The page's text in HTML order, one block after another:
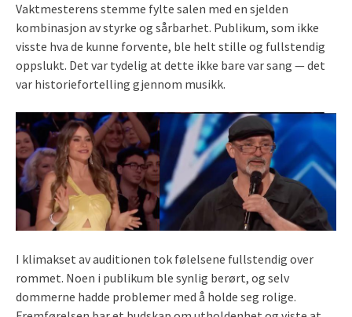
Vaktmesterens stemme fylte salen med en sjelden
kombinasjon av styrke og sårbarhet. Publikum, som ikke
visste hva de kunne forvente, ble helt stille og fullstendig
oppslukt. Det var tydelig at dette ikke bare var sang — det
var historiefortelling gjennom musikk.
I klimakset av auditionen tok følelsene fullstendig over
rommet. Noen i publikum ble synlig berørt, og selv
dommerne hadde problemer med å holde seg rolige.